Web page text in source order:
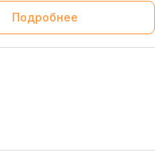
Подробнее